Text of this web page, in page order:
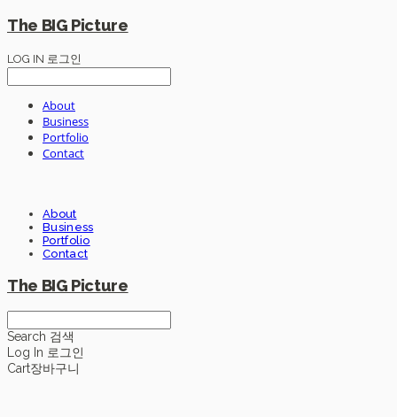
The BIG Picture
LOG IN 로그인
About
Business
Portfolio
Contact
About
Business
Portfolio
Contact
The BIG Picture
Search 검색
Log In 로그인
Cart장바구니